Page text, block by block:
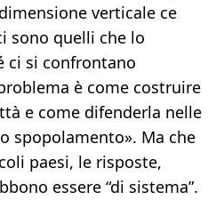
verticale ce
sono quelli che lo
ci si confrontano
è come costruire
e come difenderla nelle
spopolamento». Ma che
paesi, le risposte,
essere “di sistema”.